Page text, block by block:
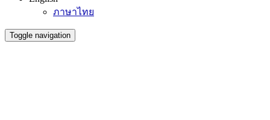
ภาษาไทย
Toggle navigation